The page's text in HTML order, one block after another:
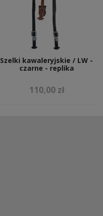
Szelki kawaleryjskie / LW -
czarne - replika
110,00 zł